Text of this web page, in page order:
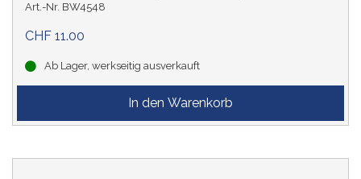
Art.-Nr. BW4548
CHF 11.00
Ab Lager, werkseitig ausverkauft
LEBENSZYKLUS
KATEGORIE